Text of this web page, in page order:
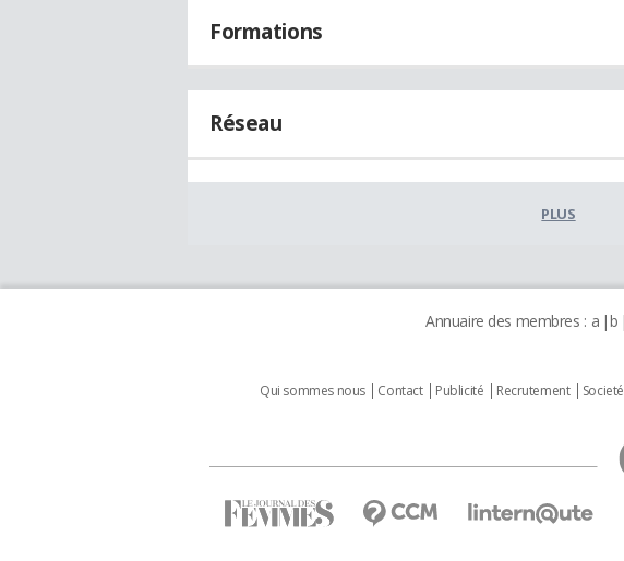
Formations
Réseau
PLUS
Annuaire des membres : a b
Qui sommes nous Contact Publicité Recrutement Societé